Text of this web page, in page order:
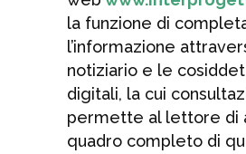
la funzione di
l’informazione
notiziario e le
digitali, la cui
permette al lettore di
quadro completo di